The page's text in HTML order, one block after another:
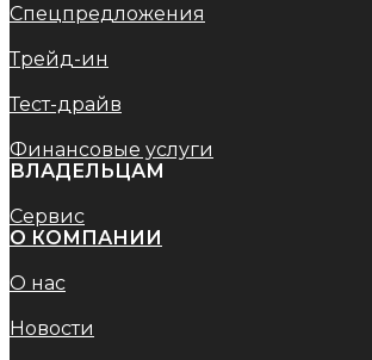
Спецпредложения
Трейд-ин
Тест-драйв
Финансовые услуги
ВЛАДЕЛЬЦАМ
Сервис
O КОМПАНИИ
О нас
Новости